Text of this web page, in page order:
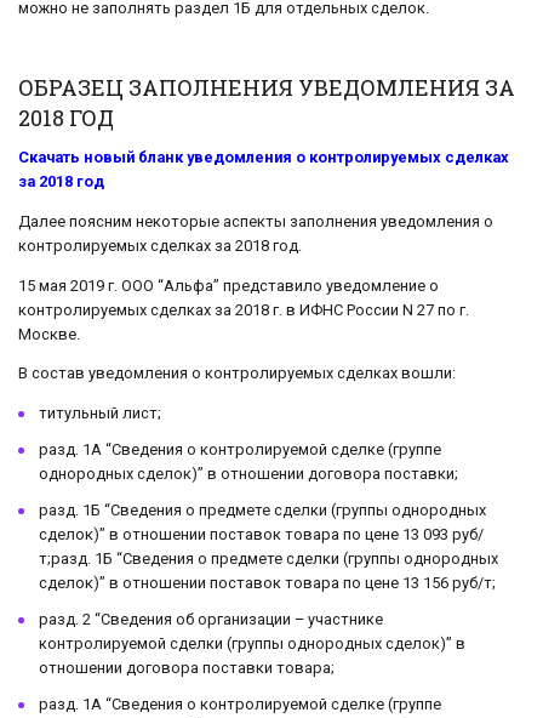
можно не заполнять раздел 1Б для отдельных сделок.
ОБРАЗЕЦ ЗАПОЛНЕНИЯ УВЕДОМЛЕНИЯ ЗА
2018 ГОД
Скачать новый бланк уведомления о контролируемых сделках
за 2018 год
Далее поясним некоторые аспекты заполнения уведомления о
контролируемых сделках за 2018 год.
15 мая 2019 г. ООО “Альфа” представило уведомление о
контролируемых сделках за 2018 г. в ИФНС России N 27 по г.
Москве.
В состав уведомления о контролируемых сделках вошли:
титульный лист;
разд. 1А “Сведения о контролируемой сделке (группе
однородных сделок)” в отношении договора поставки;
разд. 1Б “Сведения о предмете сделки (группы однородных
сделок)” в отношении поставок товара по цене 13 093 руб/
т;разд. 1Б “Сведения о предмете сделки (группы однородных
сделок)” в отношении поставок товара по цене 13 156 руб/т;
разд. 2 “Сведения об организации – участнике
контролируемой сделки (группы однородных сделок)” в
отношении договора поставки товара;
разд. 1А “Сведения о контролируемой сделке (группе